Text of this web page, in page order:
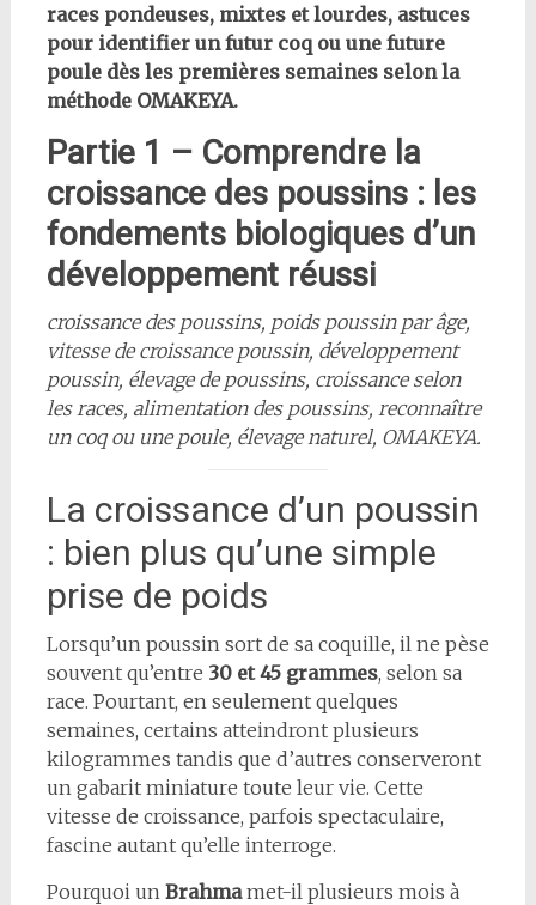
races pondeuses, mixtes et lourdes, astuces
pour identifier un futur coq ou une future
poule dès les premières semaines selon la
méthode OMAKEYA.
Partie 1 – Comprendre la
croissance des poussins : les
fondements biologiques d’un
développement réussi
croissance des poussins, poids poussin par âge,
vitesse de croissance poussin, développement
poussin, élevage de poussins, croissance selon
les races, alimentation des poussins, reconnaître
un coq ou une poule, élevage naturel, OMAKEYA.
La croissance d’un poussin
: bien plus qu’une simple
prise de poids
Lorsqu’un poussin sort de sa coquille, il ne pèse
souvent qu’entre 30 et 45 grammes, selon sa
race. Pourtant, en seulement quelques
semaines, certains atteindront plusieurs
kilogrammes tandis que d’autres conserveront
un gabarit miniature toute leur vie. Cette
vitesse de croissance, parfois spectaculaire,
fascine autant qu’elle interroge.
Pourquoi un Brahmamet-il plusieurs mois à